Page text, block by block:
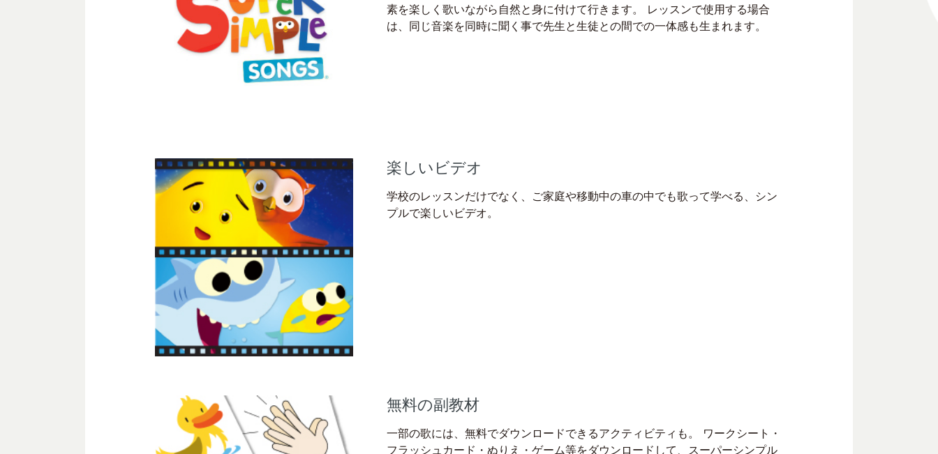
素を楽しく歌いながら自然と身に付けて行きます。 レッスンで使用する場合
は、同じ音楽を同時に聞く事で先生と生徒との間での一体感も生まれます。
楽しいビデオ
学校のレッスンだけでなく、ご家庭や移動中の車の中でも歌って学べる、シン
プルで楽しいビデオ。
無料の副教材
一部の歌には、無料でダウンロードできるアクティビティも。 ワークシート・
フラッシュカード・ぬりえ・ゲーム等をダウンロードして、スーパーシンプル